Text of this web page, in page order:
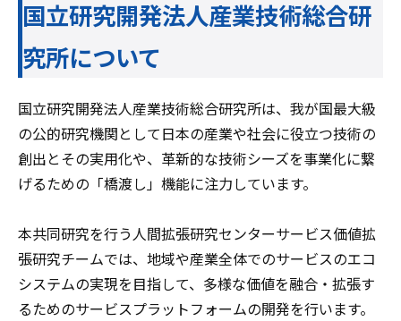
国立研究開発法人産業技術総合研
究所について
国立研究開発法人産業技術総合研究所は、我が国最大級
の公的研究機関として日本の産業や社会に役立つ技術の
創出とその実用化や、革新的な技術シーズを事業化に繋
げるための「橋渡し」機能に注力しています。
本共同研究を行う人間拡張研究センターサービス価値拡
張研究チームでは、地域や産業全体でのサービスのエコ
システムの実現を目指して、多様な価値を融合・拡張す
るためのサービスプラットフォームの開発を行います。